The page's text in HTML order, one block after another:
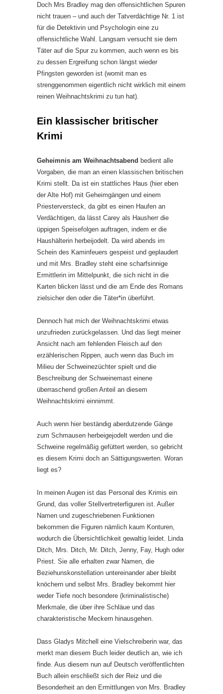
Doch Mrs Bradley mag den offensichtlichen Spuren
nicht trauen – und auch der Tatverdächtige Nr. 1 ist
für die Detektivin und Psychologin eine zu
offensichtliche Wahl. Langsam versucht sie dem
Täter auf die Spur zu kommen, auch wenn es bis
zu dessen Ergreifung schon längst wieder
Pfingsten geworden ist (womit man es
strenggenommen eigentlich nicht wirklich mit einem
reinen Weihnachtskrimi zu tun hat).
Ein klassischer britischer
Krimi
Geheimnis am Weihnachtsabend bedient alle
Vorgaben, die man an einen klassischen britischen
Krimi stellt. Da ist ein stattliches Haus (hier eben
der Alte Hof) mit Geheimgängen und einem
Priesterversteck, da gibt es einen Haufen an
Verdächtigen, da lässt Carey als Hausherr die
üppigen Speisefolgen auftragen, indem er die
Haushälterin herbeijodelt. Da wird abends im
Schein des Kaminfeuers gespeist und geplaudert
und mit Mrs. Bradley steht eine scharfsinnige
Ermittlerin im Mittelpunkt, die sich nicht in die
Karten blicken lässt und die am Ende des Romans
zielsicher den oder die Täter*in überführt.
Dennoch hat mich der Weihnachtskrimi etwas
unzufrieden zurückgelassen. Und das liegt meiner
Ansicht nach am fehlenden Fleisch auf den
erzählerischen Rippen, auch wenn das Buch im
Milieu der Schweinezüchter spielt und die
Beschreibung der Schweinemast einene
überraschend großen Anteil an diesem
Weihnachtskrimi einnimmt.
Auch wenn hier beständig aberdutzende Gänge
zum Schmausen herbeigejodelt werden und die
Schweine regelmäßig gefüttert werden, so gebricht
es diesem Krimi doch an Sättigungswerten. Woran
liegt es?
In meinen Augen ist das Personal des Krimis ein
Grund, das voller Stellvertreterfiguren ist. Außer
Namen und zugeschriebenen Funktionen
bekommen die Figuren nämlich kaum Konturen,
wodurch die Übersichtlichkeit gewaltig leidet. Linda
Ditch, Mrs. Ditch, Mr. Ditch, Jenny, Fay, Hugh oder
Priest. Sie alle erhalten zwar Namen, die
Beziehunskonstellation untereinander aber bleibt
knöchern und selbst Mrs. Bradley bekommt hier
weder Tiefe noch besondere (kriminalistische)
Merkmale, die über ihre Schläue und das
charakteristische Meckern hinausgehen.
Dass Gladys Mitchell eine Vielschreiberin war, das
merkt man diesem Buch leider deutlich an, wie ich
finde. Aus diesem nun auf Deutsch veröffentlichten
Buch allein erschließt sich der Reiz und die
Besonderheit an den Ermittlungen von Mrs. Bradley